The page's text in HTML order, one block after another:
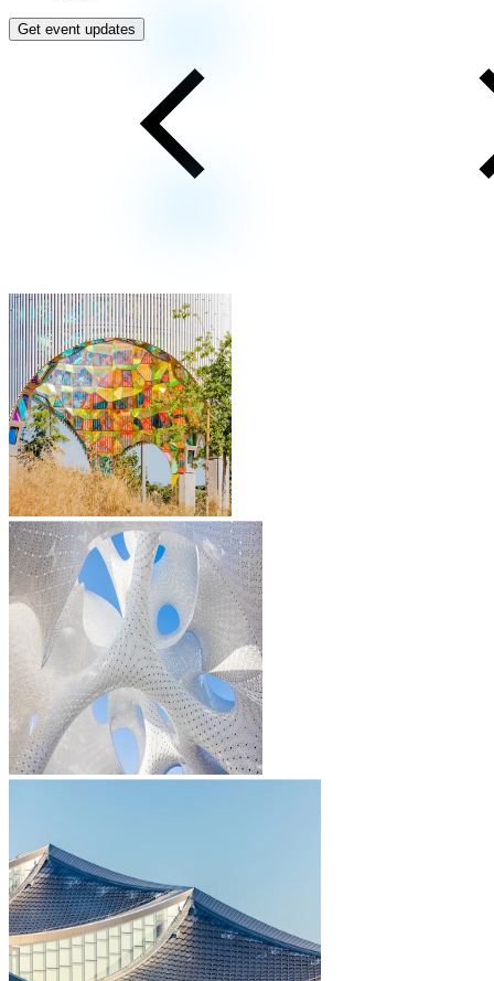
Get event updates